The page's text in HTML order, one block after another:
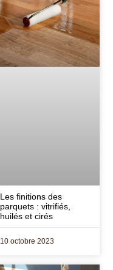
Les finitions des
parquets : vitrifiés,
huilés et cirés
10 octobre 2023